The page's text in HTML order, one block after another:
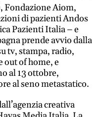
Fondazione Aiom,
di pazienti Andos
Pazienti Italia – e
prende avvio dalla
tv, stampa, radio,
out of home, e
al 13 ottobre,
al seno metastatico.
creativa